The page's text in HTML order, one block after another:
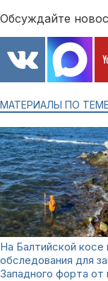
Обсуждайте
МАТЕРИАЛЫ ПО ТЕМЕ
На Балтийской косе
обследования для
Западного форта